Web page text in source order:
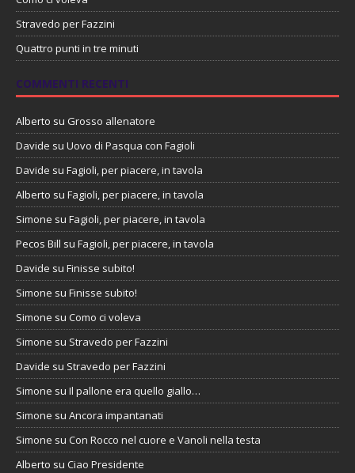
Stravedo per Fazzini
Quattro punti in tre minuti
COMMENTI RECENTI
Alberto su Grosso allenatore
Davide su Uovo di Pasqua con Fagioli
Davide su Fagioli, per piacere, in tavola
Alberto su Fagioli, per piacere, in tavola
Simone su Fagioli, per piacere, in tavola
Pecos Bill su Fagioli, per piacere, in tavola
Davide su Finisse subito!
Simone su Finisse subito!
Simone su Como ci voleva
Simone su Stravedo per Fazzini
Davide su Stravedo per Fazzini
Simone su Il pallone era quello giallo…
Simone su Ancora impantanati
Simone su Con Rocco nel cuore e Vanoli nella testa
Alberto su Ciao Presidente